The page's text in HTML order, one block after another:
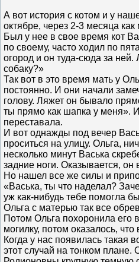
А вот история с котом и у
октябре, через 2-3 месяца
Был у нее в свое время кот
по своему, часто ходил по
огород и он туда-сюда за
собаку?»
Так вот в это время мать у
постоянно. И они начали
голову. Ляжет он бывало
ты прямо как шапка у меня».
переставала.
И вот однажды под вечер
проситься на улицу. Ольга,
несколько минут Васька
задние ноги. Оказывается,
Но нашел все же силы и
«Васька, ты что наделал?
уж как-нибудь тебе помогла
Ольга с матерью так все
Потом Ольга похоронила его
могилку, потом оказалось,
Когда у нас появилась такая
этот случай на тонком плане.